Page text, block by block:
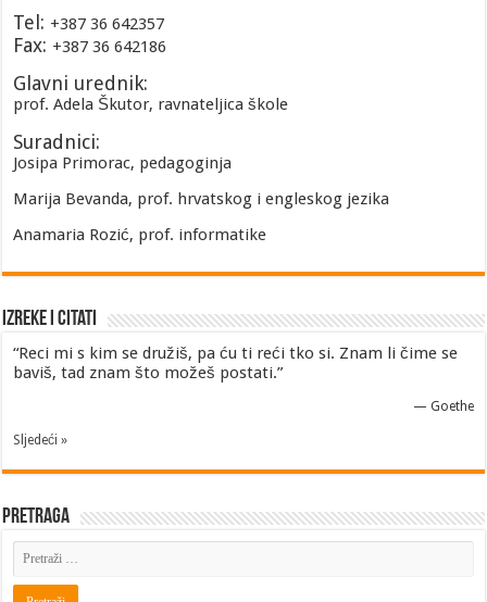
Tel: +387 36 642357
Fax: +387 36 642186
Glavni urednik:
prof. Adela Škutor, ravnateljica škole
Suradnici:
Josipa Primorac, pedagoginja
Marija Bevanda, prof. hrvatskog i engleskog jezika
Anamaria Rozić, prof. informatike
Izreke i Citati
“Reci mi s kim se družiš, pa ću ti reći tko si. Znam li čime se
baviš, tad znam što možeš postati.”
— Goethe
Sljedeći »
Pretraga